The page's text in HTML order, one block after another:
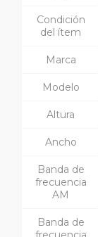
Condición
del ítem
Marca
Modelo
Altura
Ancho
Banda de
frecuencia
AM
Banda de